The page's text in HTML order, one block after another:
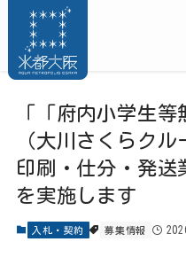
「「府内小学生等
（大川さくらク
印刷・仕分・発送
を実施します
入札・契約 募集情報